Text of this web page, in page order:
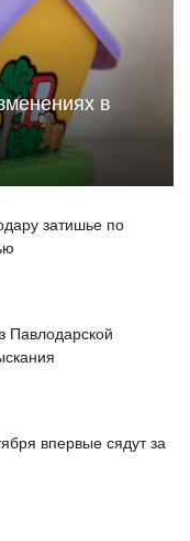
в
затишье по
Павлодарской
впервые сядут за